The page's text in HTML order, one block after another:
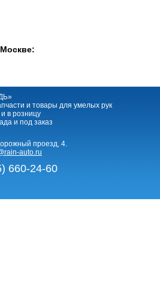
и товары для умелых рук
в розницу
и под заказ
проезд, 4.
auto.ru
660-24-60